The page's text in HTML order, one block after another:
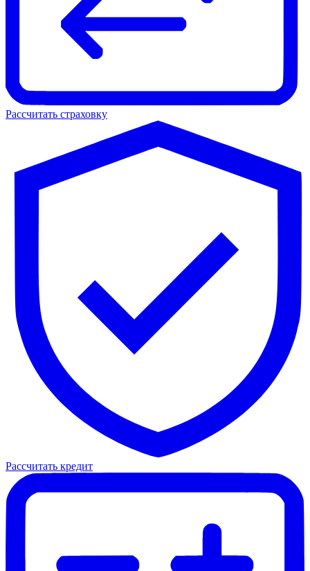
Рассчитать страховку
Рассчитать кредит